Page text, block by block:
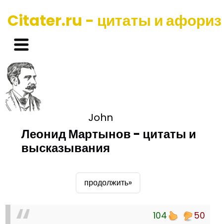
Citater.ru - цитаты и
John
Леонид Мартынов - цитаты и
высказывания
продолжить»
104 50